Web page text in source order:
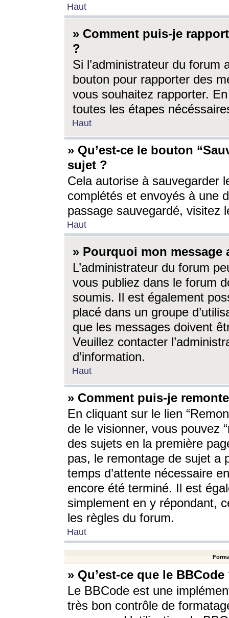
Haut
» Comment puis-je
?
Si l’administrateur du forum
bouton pour rapporter des
vous souhaitez rapporter.
toutes les étapes
Haut
» Qu’est-ce le bouton
sujet ?
Cela autorise à sauvegarder
complétés et envoyés à une
passage sauvegardé, visitez
Haut
» Pourquoi mon message
L’administrateur du forum
vous publiez dans le forum
soumis. Il est également
placé dans un groupe
que les messages doivent
Veuillez contacter
d’information.
Haut
» Comment puis-je
En cliquant sur le lien
de le visionner, vous pouvez
des sujets en la première
pas, le remontage de sujet a
temps d’attente nécessaire
encore été terminé. Il est
simplement en y répondant,
les règles du forum.
Haut
» Qu’est-ce que le BBCode
Le BBCode est une
très bon contrôle de